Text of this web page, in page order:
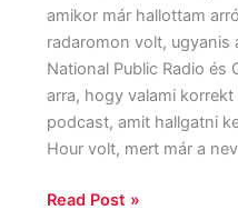
amikor már hallottam
radaromon volt, ugyanis
National Public Radio és
arra, hogy valami
podcast, amit hallgatni
Hour volt, mert már a
Read Post »